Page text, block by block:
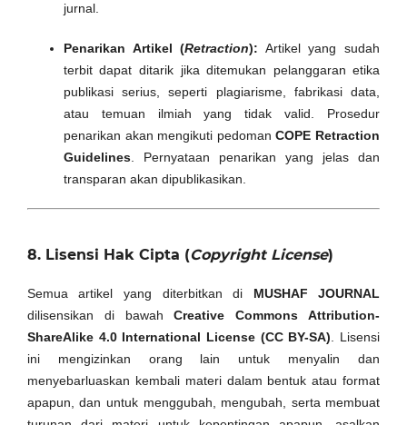
jurnal.
Penarikan Artikel (Retraction): Artikel yang sudah
terbit dapat ditarik jika ditemukan pelanggaran etika
publikasi serius, seperti plagiarisme, fabrikasi data,
atau temuan ilmiah yang tidak valid. Prosedur
penarikan akan mengikuti pedomanCOPE Retraction
Guidelines. Pernyataan penarikan yang jelas dan
transparan akan dipublikasikan.
8. Lisensi Hak Cipta (Copyright License)
Semua artikel yang diterbitkan di MUSHAF JOURNAL
dilisensikan di bawahCreative Commons Attribution-
ShareAlike 4.0 International License (CC BY-SA). Lisensi
ini mengizinkan orang lain untuk menyalin dan
menyebarluaskan kembali materi dalam bentuk atau format
apapun, dan untuk menggubah, mengubah, serta membuat